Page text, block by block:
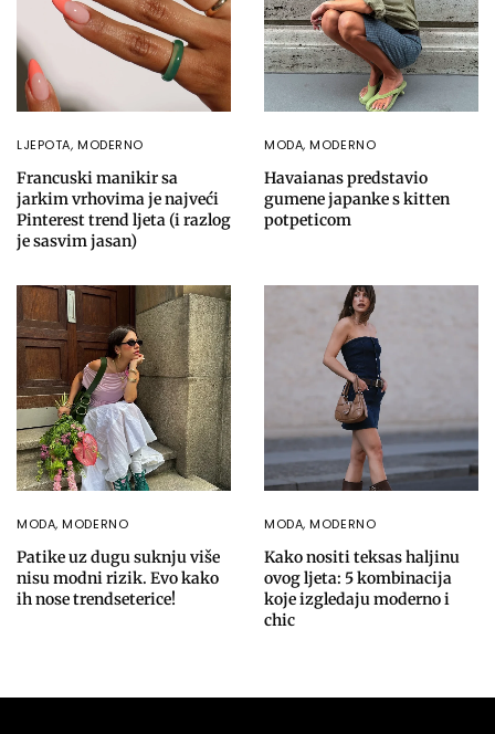
LJEPOTA, MODERNO
Francuski manikir sa
jarkim vrhovima je najveći
Pinterest trend ljeta (i razlog
je sasvim jasan)
MODA,MODERNO
Havaianas predstavio
gumene japanke s kitten
potpeticom
MODA,MODERNO
Patike uz dugu suknju više
nisu modni rizik. Evo kako
ih nose trendseterice!
MODA,MODERNO
Kako nositi teksas haljinu
ovog ljeta: 5 kombinacija
koje izgledaju moderno i
chic